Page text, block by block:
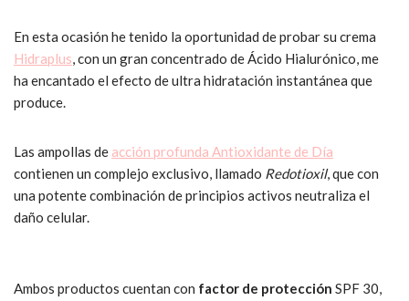
En esta ocasión he tenido la oportunidad de probar su crema
Hidraplus, con un gran concentrado de Ácido Hialurónico, me
ha encantado el efecto de ultra hidratación instantánea que
produce.
Las ampollas de acción profunda Antioxidante de Día
contienen un complejo exclusivo, llamado Redotioxil, que con
una potente combinación de principios activos neutraliza el
daño celular.
Ambos productos cuentan con factor de protección SPF 30,